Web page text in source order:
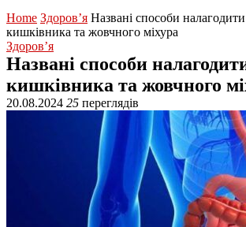
Home Здоров’я Названі способи
кишківника та жовчного міхура
Здоров’я
Названі способи
кишківника та жовчного
20.08.2024 25 переглядів